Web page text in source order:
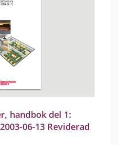
handbok del 1:
06-13 Reviderad